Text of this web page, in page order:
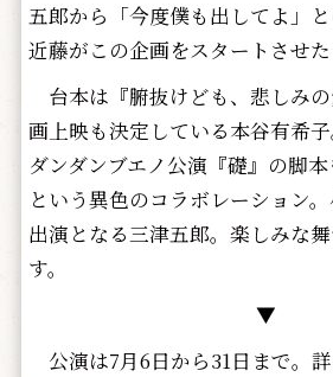
五郎から「今度僕も出してよ」と
近藤がこの企画をスタートさせた
台本は『腑抜けども、悲しみ
画上映も決定している本谷有希
ダンダンブエノ公演『礎』の脚
という異色のコラボレーション
出演となる三津五郎。楽しみな
す。
▼
公演は7月6日から31日まで。